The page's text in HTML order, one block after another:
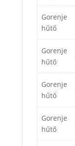
Gorenje
hűtő
Gorenje
hűtő
Gorenje
hűtő
Gorenje
hűtő